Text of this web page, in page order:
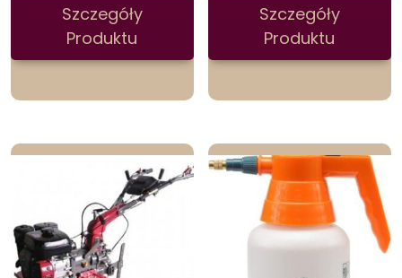
Szczegóły
Produktu
Szczegóły
Produktu